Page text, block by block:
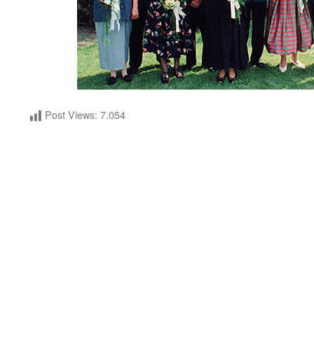
Post Views: 7.054